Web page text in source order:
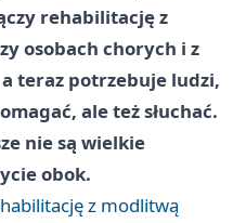
rehabilitację z
osobach chorych i z
teraz potrzebuje ludzi,
ale też słuchać.
nie są wielkie
obok.
z modlitwą